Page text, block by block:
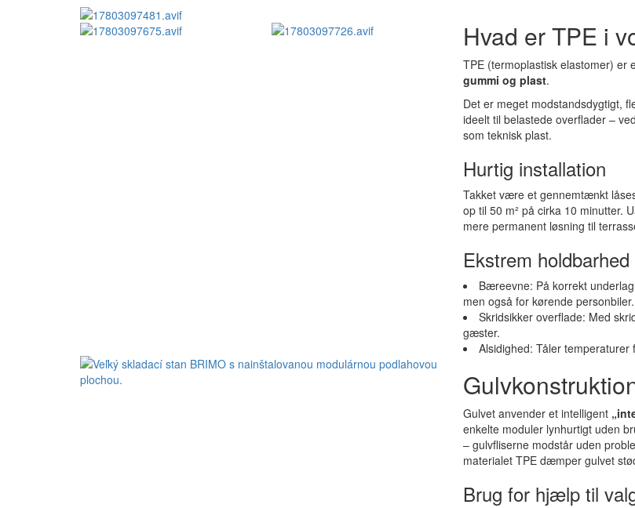
Hvad er TPE i
TPE (termoplastisk elastomer) er
gummi og plast.
Det er meget modstandsdygtigt,
ideelt til belastede overflader –
som teknisk plast.
Hurtig installation
Takket være et gennemtænkt
op til 50 m² på cirka 10 minutter.
mere permanent løsning til
Ekstrem
Bæreevne: På korrekt
men også for kørende personbiler.
Skridsikker overflade: Med
gæster.
Alsidighed: Tåler temperaturer
Gulvet anvender et intelligent
enkelte moduler lynhurtigt uden
– gulvfliserne modstår uden
materialet TPE dæmper gulvet
Brug for hjælp til